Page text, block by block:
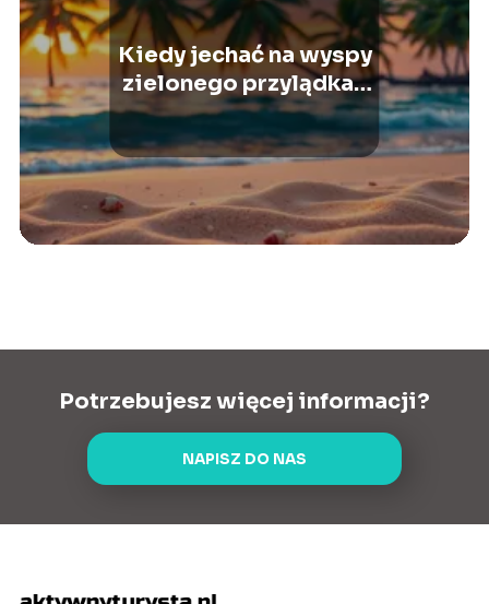
Kiedy jechać na wyspy
zielonego przylądka?
Sprawdź najlepszy
czas!
Potrzebujesz więcej informacji?
NAPISZ DO NAS